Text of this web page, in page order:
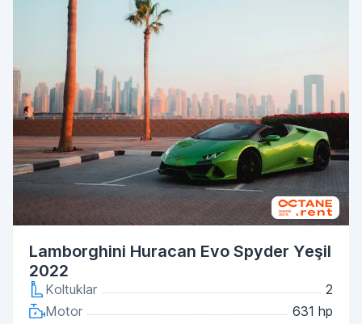
Lamborghini Huracan Evo Spyder Yeşil
2022
Koltuklar
2
Motor
631 hp